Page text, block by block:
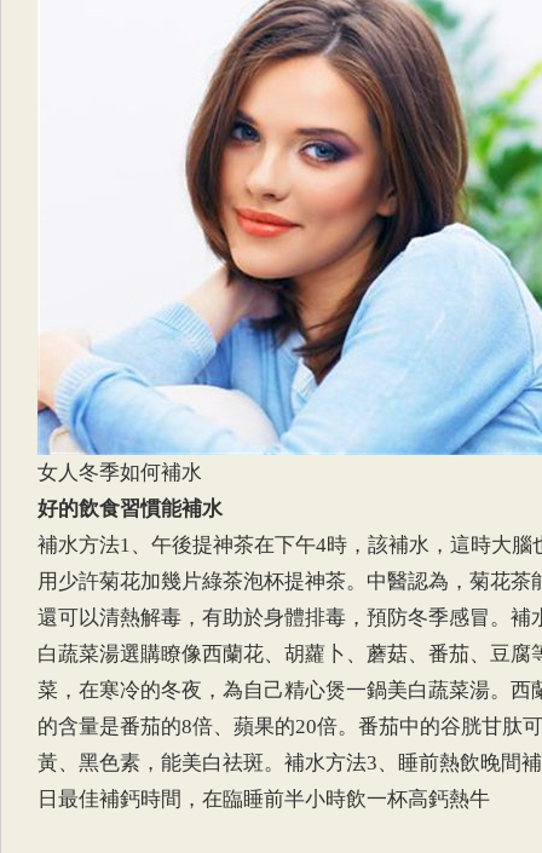
女人冬季如何補水
好的飲食習慣能補水
補水方法1、午後提神茶在下午4時，該補水，這時大腦
用少許菊花加幾片綠茶泡杯提神茶。中醫認為，菊花茶
還可以清熱解毒，有助於身體排毒，預防冬季感冒。補
白蔬菜湯選購瞭像西蘭花、胡蘿卜、蘑菇、番茄、豆腐
菜，在寒冷的冬夜，為自己精心煲一鍋美白蔬菜湯。西
的含量是番茄的8倍、蘋果的20倍。番茄中的谷胱甘肽
黃、黑色素，能美白祛斑。補水方法3、睡前熱飲晚間
日最佳補鈣時間，在臨睡前半小時飲一杯高鈣熱牛